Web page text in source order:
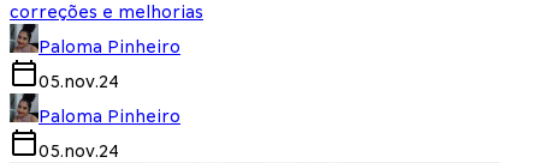
correções e melhorias
Paloma Pinheiro
05.nov.24
Paloma Pinheiro
05.nov.24